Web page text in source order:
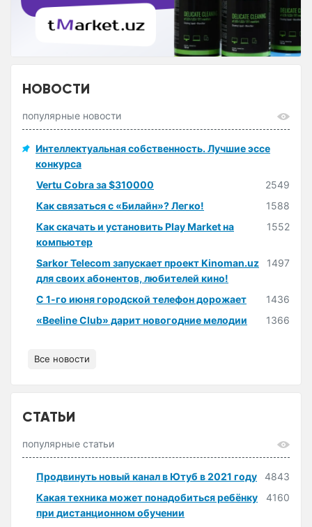
НОВОСТИ
популярные новости
Интеллектуальная собственность. Лучшие эссе
конкурса
Vertu Cobra за $310000
2549
Как связаться с «Билайн»? Легко!
1588
Как скачать и установить Play Market на
компьютер
1552
Sarkor Telecom запускает проект Kinoman.uz
для своих абонентов, любителей кино!
1497
С 1-го июня городской телефон дорожает
1436
«Beeline Club» дарит новогодние мелодии
1366
Все новости
СТАТЬИ
популярные статьи
Продвинуть новый канал в Ютуб в 2021 году
4843
Какая техника может понадобиться ребёнку
при дистанционном обучении
4160